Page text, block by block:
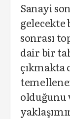
Sanayi
gelecekte
sonrası
dair bir
olduğunu